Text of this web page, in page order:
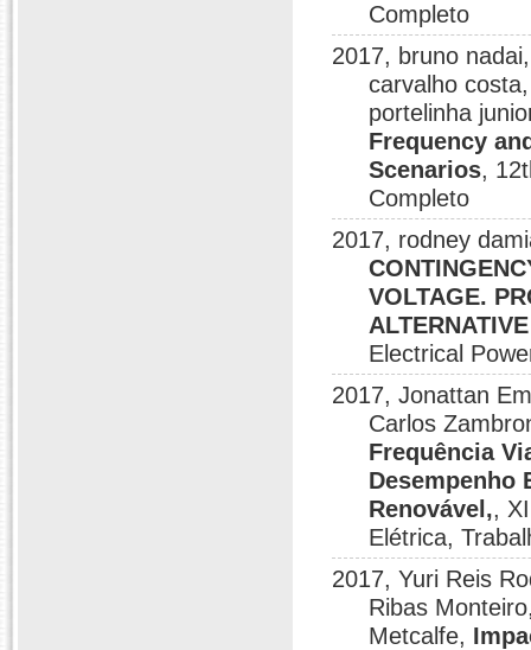
Completo
2017, bruno
carvalho
portelinha
Frequency
Scenarios,
Completo
2017, rodney
VOLTAGE.
Electrical
2017, Jonattan
Carlos
Frequência
Desempenho
Renovável,,
Elétrica,
2017, Yuri Reis
Ribas
Metcalfe,